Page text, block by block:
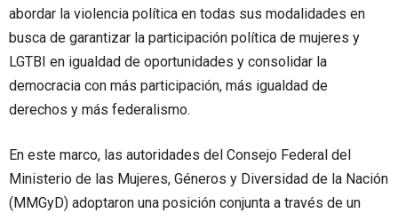
abordar la violencia política en todas sus modalidades en
busca de garantizar la participación política de mujeres y
LGTBI en igualdad de oportunidades y consolidar la
democracia con más participación, más igualdad de
derechos y más federalismo.
En este marco, las autoridades del Consejo Federal del
Ministerio de las Mujeres, Géneros y Diversidad de la Nación
(MMGyD) adoptaron una posición conjunta a través de un